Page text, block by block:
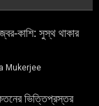
কাশি: সুস্থ থাকার
Mukerjee
ভিত্তিপ্রস্তর